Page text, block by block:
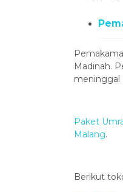
Madinah.
meninggal
Paket
Malang.
Berikut